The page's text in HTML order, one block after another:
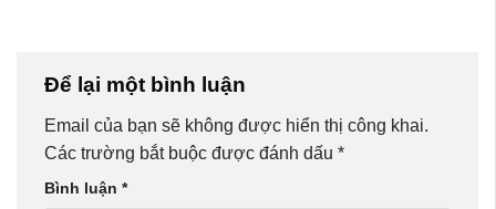
Để lại một bình luận
Email của bạn sẽ không được hiển thị công khai.
Các trường bắt buộc được đánh dấu *
Bình luận *